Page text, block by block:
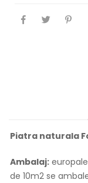
Piatra naturala
Ambalaj:
de 10m2 se